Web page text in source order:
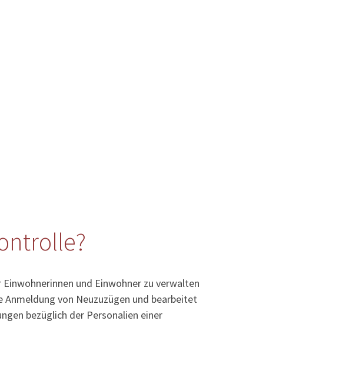
und Einwohner zu verwalten
von Neuzuzügen und bearbeitet
bezüglich der Personalien einer